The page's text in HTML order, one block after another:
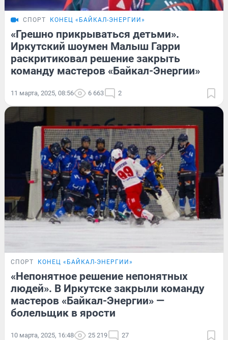
СПОРТ КОНЕЦ «БАЙКАЛ-ЭНЕРГИИ»
«Грешно прикрываться детьми».
Иркутский шоумен Малыш Гарри
раскритиковал решение закрыть
команду мастеров «Байкал-Энергии»
11 марта, 2025, 08:56 6 663 2
СПОРТ КОНЕЦ «БАЙКАЛ-ЭНЕРГИИ»
«Непонятное решение непонятных
людей». В Иркутске закрыли команду
мастеров «Байкал-Энергии» —
болельщик в ярости
10 марта, 2025, 16:48 25 219 27